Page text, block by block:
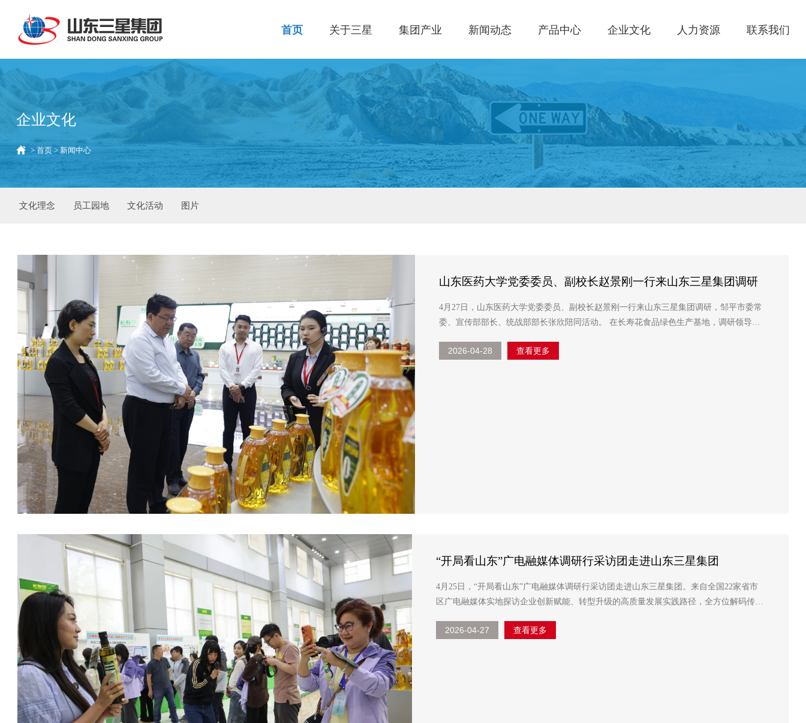
首页 关于三星 集团产业 新闻动态 产品中心 企业文化 人力资源 联系我们
企业文化
> 首页> 新闻中心
文化理念 员工园地 文化活动 图片
山东医药大学党委委员、副校长赵景刚一行来山东三星集团调研
4月27日，山东医药大学党委委员、副校长赵景刚一行来山东三星集团调研，邹平市委常
委、宣传部部长、统战部部长张欣陪同活动。 在长寿花食品绿色生产基地，调研领导实
2026-04-28 查看更多
“开局看山东”广电融媒体调研行采访团走进山东三星集团
4月25日，“开局看山东”广电融媒体调研行采访团走进山东三星集团。来自全国22家省市
区广电融媒体实地探访企业创新赋能、转型升级的高质量发展实践路径，全方位解码传统
部长、统战...
2026-04-27 查看更多